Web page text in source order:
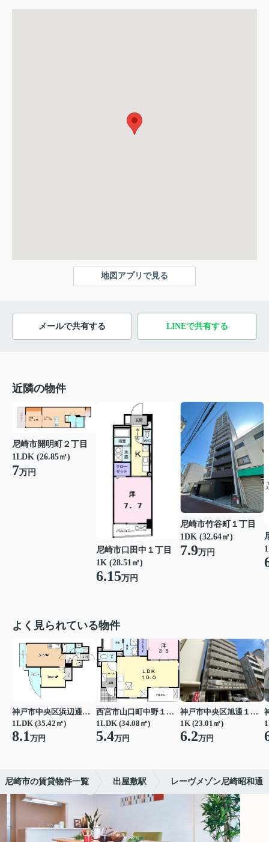
地図アプリで見る
メールで共有する LINEで共有する
近隣の物件
尼崎市開明町２丁目
1LDK (26.85㎡)
7万円
尼崎市口田中１丁目
1K (28.51㎡)
6.15万円
尼崎市竹谷町１丁目
1DK (32.64㎡)
7.9万円
よく見られている物件
神戸市中央区浜辺通３丁目
1LDK (35.42㎡)
8.1万円
西宮市山口町中野１丁目
1LDK (34.08㎡)
5.4万円
神戸市中央区旭通１丁目
1K (23.01㎡)
6.2万円
尼崎市の賃貸物件一覧 出屋敷駅 レーヴメゾン尼崎昭和通